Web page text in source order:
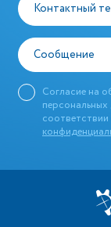
Контактный
Сообщение
Согласие на
соответствии